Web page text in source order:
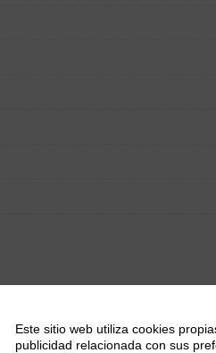
Este sitio web utiliza cookies
publicidad relacionada con sus